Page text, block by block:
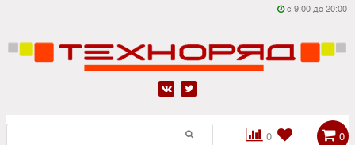
 c 9:00 до 20:00
 
0

 0